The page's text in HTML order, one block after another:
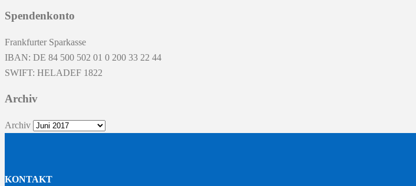
Spendenkonto
Frankfurter Sparkasse
IBAN: DE 84 500 502 01 0 200 33 22 44
SWIFT: HELADEF 1822
Archiv
Archiv
KONTAKT